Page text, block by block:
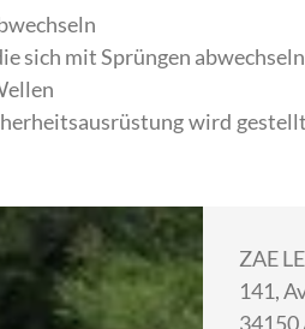
sich mit Sprüngen abwechseln
wird
ZAE
141,
34150